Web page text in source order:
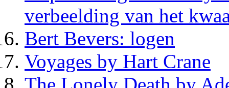
verbeelding van het
Bert Bevers: logen
Voyages by Hart Crane